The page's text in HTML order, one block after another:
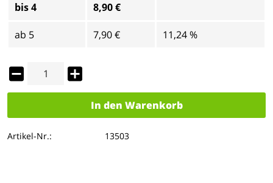
bis4 8,90 €
ab 5 7,90 € 11,24 %
In den Warenkorb
Artikel-Nr.: 13503